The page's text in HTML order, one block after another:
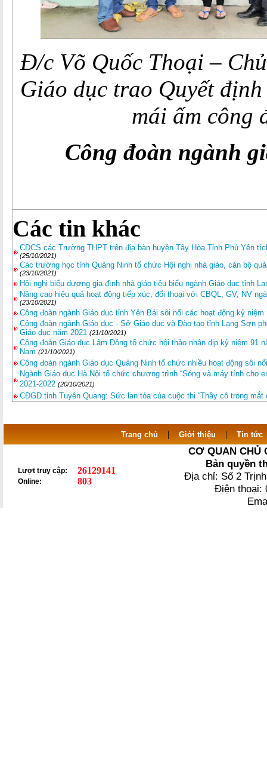
Đ/c Võ Quốc Thoại –
Giáo dục trao Quyết
mái ấm công
Công đoàn ngành
Các tin khác
CĐCS các Trường THPT trên địa bàn huyện Tây Hòa Tỉnh Phú Yên
(25/10/2021)
Các trường học tỉnh Quảng Ninh tổ chức Hội nghị nhà giáo, cán bộ
(23/10/2021)
Hội nghị biểu dương gia đình nhà giáo tiêu biểu ngành Giáo dục tỉnh
Nâng cao hiệu quả hoạt động tiếp xúc, đối thoại với CBQL, GV, NV
(23/10/2021)
Công đoàn ngành Giáo dục tỉnh Yên Bái sôi nổi các hoạt động kỷ
Công đoàn ngành Giáo dục - Sở Giáo dục và Đào tạo tỉnh Lạng Sơn
Giáo dục năm 2021 (21/10/2021)
Công đoàn Giáo dục Lâm Đồng tổ chức hội thảo nhân dịp kỷ niệm 91
Nam (21/10/2021)
Công đoàn ngành Giáo dục Quảng Ninh tổ chức nhiều hoạt động sôi
Ngành Giáo dục Hà Nội tổ chức chương trình “Sóng và máy tính cho
2021-2022 (20/10/2021)
CĐGD tỉnh Tuyên Quang: Sức lan tỏa của cuộc thi “Thầy cô trong mắt
Trang chủ | Giới thiệu | Tin tức
Lượt truy cập: 26129141
Online: 803
CƠ QUAN CHỦ
Bản quyền
Địa chỉ: Số 2
Điện